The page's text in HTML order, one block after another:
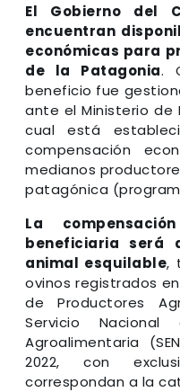
El Gobierno del
encuentran
económicas para
de la Patagonia.
beneficio fue
ante el Ministerio de
cual está
compensación
medianos
patagónica
La
beneficiaria será
animal esquilable,
ovinos registrados
de Productores
Servicio
Agroalimentaria
2022, con
correspondan a la